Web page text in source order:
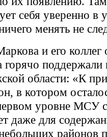
себя уверенно в
менять не
и его коллег
горячо поддержали
области: «К
в котором
уровне МСУ
даже для
районов